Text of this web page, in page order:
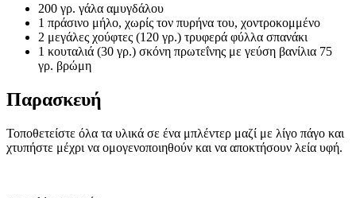
200 γρ. γάλα αμυγδάλου
1 πράσινο μήλο, χωρίς τον πυρήνα του, χοντροκομμένο
2 μεγάλες χούφτες (120 γρ.) τρυφερά φύλλα σπανάκι
1 κουταλιά (30 γρ.) σκόνη πρωτεΐνης με γεύση βανίλια 75
γρ. βρώμη
Παρασκευή
Τοποθετείστε όλα τα υλικά σε ένα μπλέντερ μαζί με λίγο πάγο και
χτυπήστε μέχρι να ομογενοποιηθούν και να αποκτήσουν λεία υφή.